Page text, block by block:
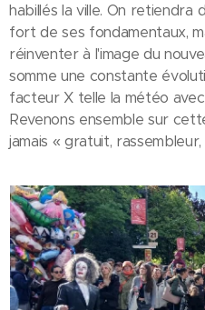
habillés la ville. On retiendra
fort de ses fondamentaux,
réinventer à l'image du
somme une constante
facteur X telle la météo
Revenons ensemble sur
jamais « gratuit,